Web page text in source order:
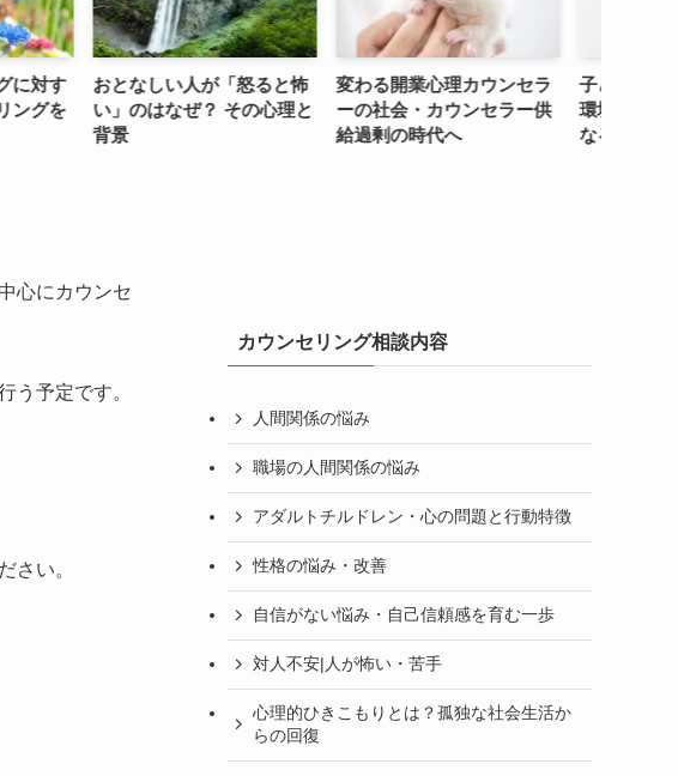
おとなしい人が「怒ると怖
い」のはなぜ？ その心理と
変わる開業心理カウンセラ
ーの社会・カウンセラー供
給過剰の時代へ
子ども時代の安定した
環境が自己肯定感の基
心にカウンセ
う予定です。
さい。
カウンセリング相談内容
人間関係の悩み
職場の人間関係の悩み
アダルトチルドレン・心の問題と行動特徴
性格の悩み・改善
自信がない悩み・自己信頼感を育む一歩
対人不安|人が怖い・苦手
心理的ひきこもりとは？孤独な社会生活か
らの回復